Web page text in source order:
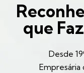
que
Desde
Empresária